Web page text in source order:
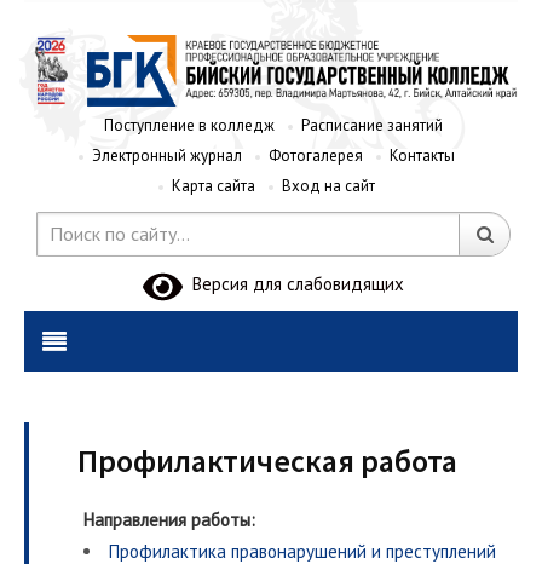
Поступление в колледж
Расписание занятий
Электронный журнал
Фотогалерея
Контакты
Карта сайта
Вход на сайт
Версия для слабовидящих
Профилактическая работа
Направления работы:
Профилактика правонарушений и преступлений